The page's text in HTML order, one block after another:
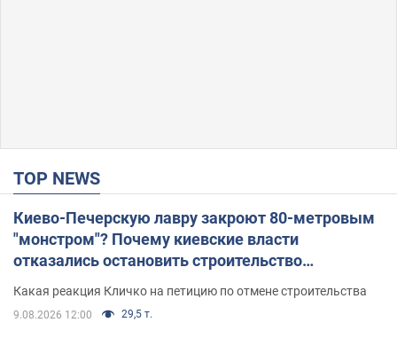
TOP NEWS
Киево-Печерскую лавру закроют 80-метровым
"монстром"? Почему киевские власти
отказались остановить строительство
Какая реакция Кличко на петицию по отмене строительства
9.08.2026 12:00 29,5 т.